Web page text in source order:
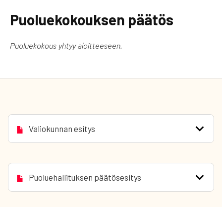
Puoluekokouksen päätös
Puoluekokous yhtyy aloitteeseen.
Valiokunnan esitys
Puoluehallituksen päätösesitys